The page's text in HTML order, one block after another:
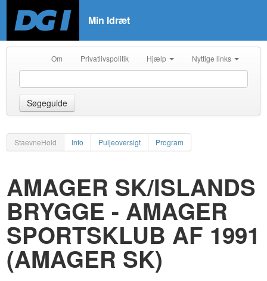
Min Idræt
Om Privatlivspolitik Hjælp Nyttige links
Søgeguide
StaevneHold Info Puljeoversigt Program
AMAGER SK/ISLANDS
BRYGGE - AMAGER
SPORTSKLUB AF 1991
(AMAGER SK)